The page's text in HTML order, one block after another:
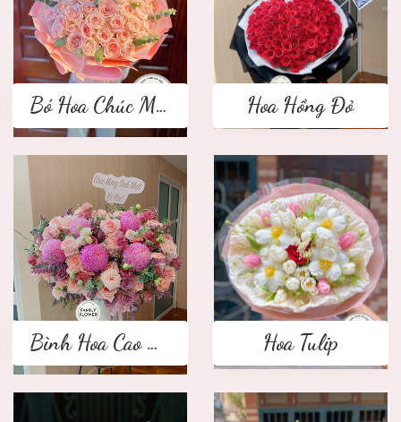
Bó Hoa Chúc Mừng Hoa Hồng Đỏ
Bình Hoa Cao Cấp Hoa Tulip